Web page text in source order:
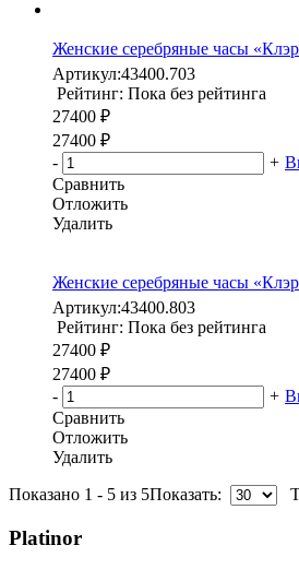
Женские серебряные часы
Артикул:43400.703
Рейтинг: Пока без рейтинга
27400 ₽
27400 ₽
-
+
Сравнить
Отложить
Удалить
Женские серебряные часы
Артикул:43400.803
Рейтинг: Пока без рейтинга
27400 ₽
27400 ₽
-
+
Сравнить
Отложить
Удалить
Показано 1 - 5 из 5Показать:
Platinor